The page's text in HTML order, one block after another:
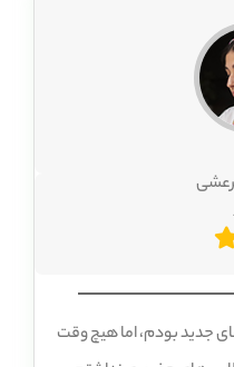
یادگیری زبان ادامه
بودم، اما هیچ وقت